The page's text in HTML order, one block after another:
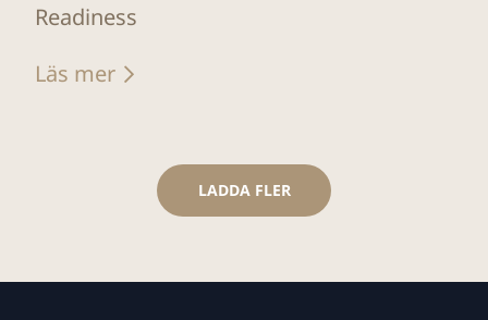
Readiness
Läs mer
LADDA FLER